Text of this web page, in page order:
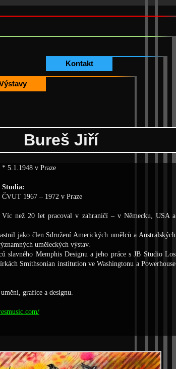
Kontakt
Bureš Jiří
* 5.1.1948 v Praze
Studia:
ČVUT 1967 – 1972 v Praze
Víc než 20 let pracoval v zahraničí – v Německu, USA a
jako člen Sdružení Amerických umělců a Australských
uměleckých výstav.
slavného Memphis Designu a jeho práce s JB Studio Los
Smithsonian institution ve Washingtonu a Powerhouse
ění, grafice a designu.